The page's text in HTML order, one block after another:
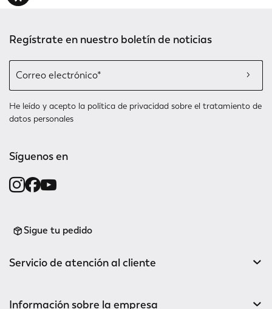
Regístrate en nuestro boletín de noticias
He leído y acepto la política de privacidad sobre el tratamiento de
datos personales
Síguenos en
Sigue tu pedido
Servicio de atención al cliente
Información sobre la empresa